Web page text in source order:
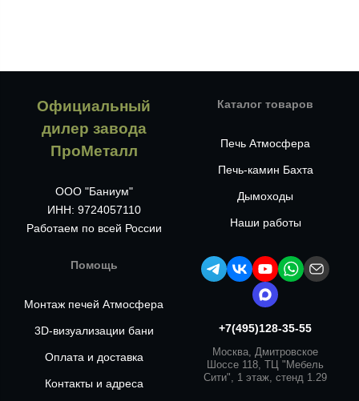
Официальный
дилер завода
ПроМеталл
ООО "Баниум"
ИНН: 9724057110
Работаем по всей России
Каталог товаров
Печь Атмосфера
Печь-камин Бахта
Дымоходы
Наши работы
Помощь
Монтаж печей Атмосфера
3D-визуализации бани
Оплата и доставка
Контакты и адреса
+7(495)128-35-55
Москва, Дмитровское
Шоссе 118, ТЦ "Мебель
Сити", 1 этаж, стенд 1.29